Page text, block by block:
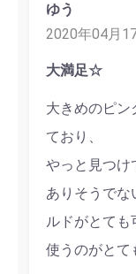
ゆう
2020年04月
大満足☆
大きめのピン
ており、
やっと見つけ
ありそうでな
ルドがとても
使うのがとて